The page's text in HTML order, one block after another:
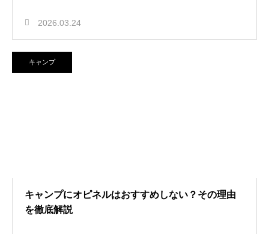
2026.03.24
キャンプ
キャンプにオピネルはおすすめしない？その理由
を徹底解説